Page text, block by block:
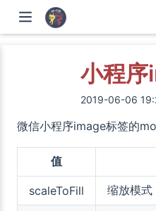
小程
2019-06-06
微信小程序image标签的
值
scaleToFill 缩放模